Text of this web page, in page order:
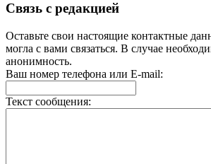
Связь с редакцией
Оставьте свои настоящие контактные
могла с вами связаться. В случае
анонимность.
Ваш номер телефона или E-mail:
Текст сообщения: